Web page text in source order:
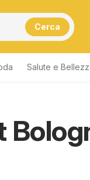
Cerca
Salute e